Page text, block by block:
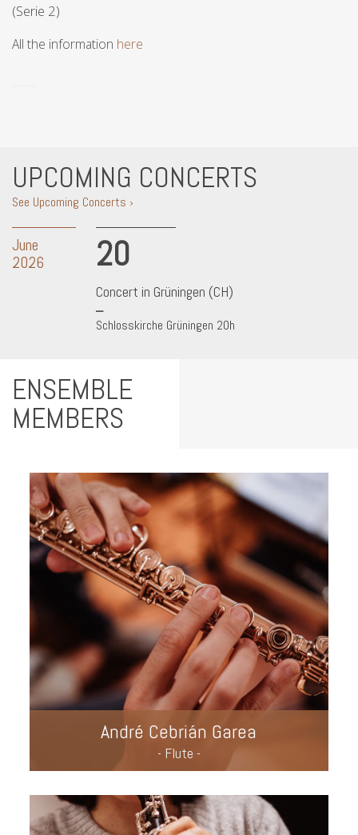
(Serie 2)
All the information here
UPCOMING CONCERTS
See Upcoming Concerts ›
June
2026
20
Concert in Grüningen (CH)
Schlosskirche Grüningen 20h
ENSEMBLE
MEMBERS
André Cebrián Garea
- Flute -